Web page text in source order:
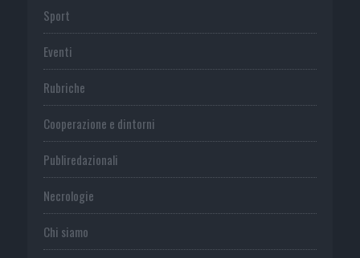
Sport
Eventi
Rubriche
Cooperazione e dintorni
Publiredazionali
Necrologie
Chi siamo